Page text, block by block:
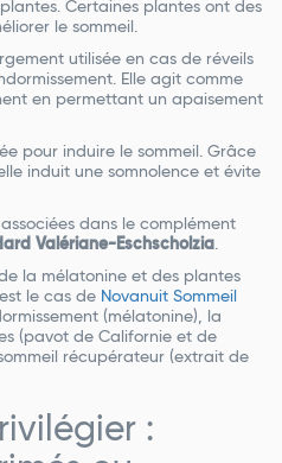
Certaines plantes ont des
le sommeil.
utilisée en cas de réveils
Elle agit comme
en permettant un apaisement
pour induire le sommeil. Grâce
induit une somnolence et évite
dans le complément
Valériane-Eschscholzia.
la mélatonine et des plantes
le cas de Novanuit Sommeil
(mélatonine), la
(pavot de Californie et de
récupérateur (extrait de
: